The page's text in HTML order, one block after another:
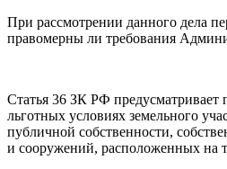
При рассмотрении данного дела
правомерны ли требования
Статья 36 ЗК РФ предусматривает
льготных условиях земельного
публичной собственности,
и сооружений, расположенных на